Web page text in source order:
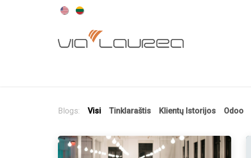
Blogs: Visi Tinklaraštis Klientų Istorijos Odoo